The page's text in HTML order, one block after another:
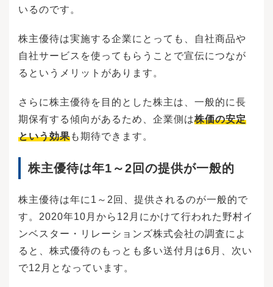
べての株式において設定されているわけではあ
に送られてきたり、自社サービスを利用できる
クーポンを受け取れたりします。また、自社商
品以外にも利用できる金券として受け取れるも
のもあります。株式投資を始めるにあたり、初
して、投資のリスクはすべて自己責任であると
いうことが挙げられます。そのため、損失が発
生しても企業側が補填することはありません。
例えば、売却したときの株価が購入したときよ
り下がっているときは、損失が発生しますが、
ん。キャピタルゲインはマイナスになることも
あるのです。インカムゲインや株主優待も、企
意しましょう。株式は、基本的には100株単位で
購入します。といっても高額な資金が必要なわ
けではありません。上場株式の約4割が1株1,000
円以下のため、10万円以内で購入することがで
きます。（※2018年11月現在/ＳＭＢＣ日興証券
調べ）また、証券会社によっては1株単位や金額
で株式を購入することも可能です。100円～株式
いるのです。
株主優待は実施する企業にとっても、自社商品や
自社サービスを使ってもらうことで宣伝につなが
るというメリットがあります。
さらに株主優待を目的とした株主は、一般的に長
期保有する傾向があるため、企業側は株価の安定
という効果も期待できます。
株主優待は年1～2回の提供が一般的
株主優待は年に1～2回、提供されるのが一般的で
す。2020年10月から12月にかけて行われた野村イ
ンベスター・リレーションズ株式会社の調査によ
ると、株式優待のもっとも多い送付月は6月、次い
で12月となっています。